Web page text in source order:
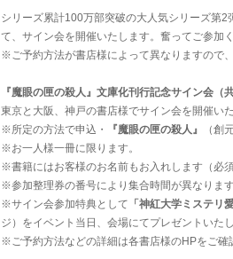
シリーズ累計100万部突破の大人気シリーズ第2
て、サイン会を開催いたします。奮ってご参加く
※ご予約方法が書店様によって異なりますので
『魔眼の匣の殺人』文庫化刊行記念サイン会（
東京と大阪、神戸の書店様でサイン会を開催いた
※所定の方法で申込・
『魔眼の匣の殺人』
（創
※お一人様一冊に限ります。
※書籍にはお客様のお名前もお入れします（必須
※参加整理券の番号により集合時間が異なります
※サイン会参加特典として 「神紅大学ミステリ
ジ）をイベント当日、会場にてプレゼントいたし
※ご予約方法などの詳細は各書店様のHPをご確